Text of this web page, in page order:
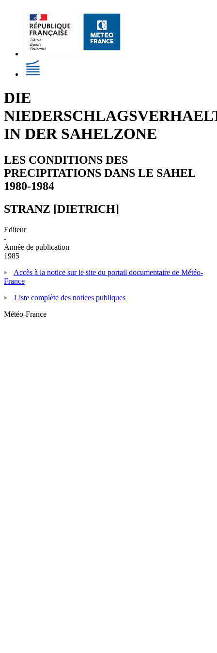
DIE
IN DER SAHELZONE
LES CONDITIONS DES
PRECIPITATIONS DANS LE SAHEL
1980-1984
STRANZ [DIETRICH]
Editeur
-
Année de publication
1985
Accès à la notice sur le site du portail documentaire de Météo-
France
Liste complète des notices publiques
Météo-France